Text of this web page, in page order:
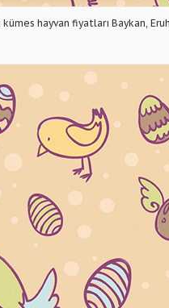
hayvan fiyatları Baykan,